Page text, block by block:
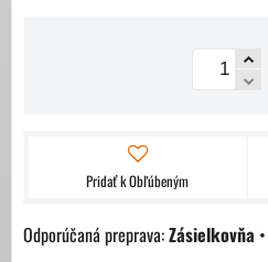
Pridať k Obľúbeným
Zásielkovňa •